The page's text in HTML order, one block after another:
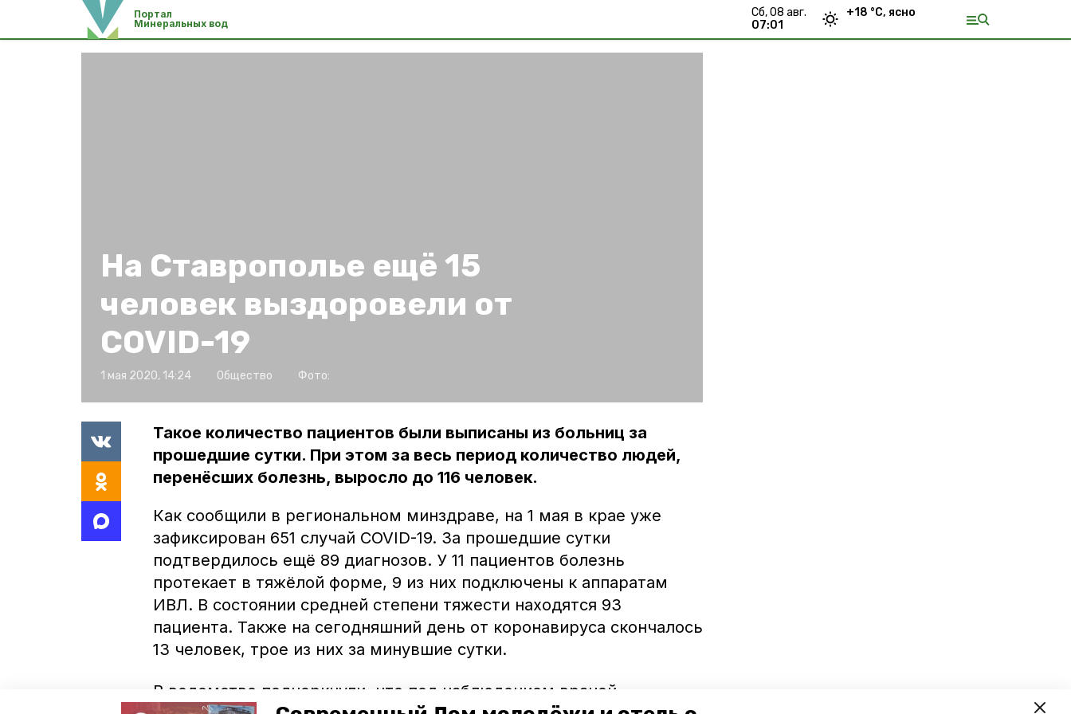
Портал
Минеральных вод
сб, 08 авг.
07:01
+18 °С, ясно
На Ставрополье ещё 15
человек выздоровели от
COVID-19
1 мая 2020, 14:24 Общество Фото:
Такое количество пациентов были выписаны из больниц за
прошедшие сутки. При этом за весь период количество людей,
перенёсших болезнь, выросло до 116 человек.
Как сообщили в региональном минздраве, на 1 мая в крае уже
зафиксирован 651 случай COVID-19. За прошедшие сутки
подтвердилось ещё 89 диагнозов. У 11 пациентов болезнь
протекает в тяжёлой форме, 9 из них подключены к аппаратам
ИВЛ. В состоянии средней степени тяжести находятся 93
пациента. Также на сегодняшний день от коронавируса скончалось
13 человек, трое из них за минувшие сутки.
В ведомстве подчеркнули, что под наблюдением врачей